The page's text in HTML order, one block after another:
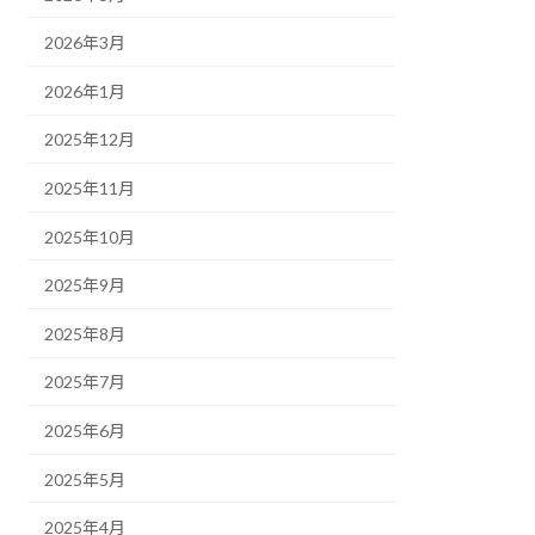
2026年3月
2026年1月
2025年12月
2025年11月
2025年10月
2025年9月
2025年8月
2025年7月
2025年6月
2025年5月
2025年4月